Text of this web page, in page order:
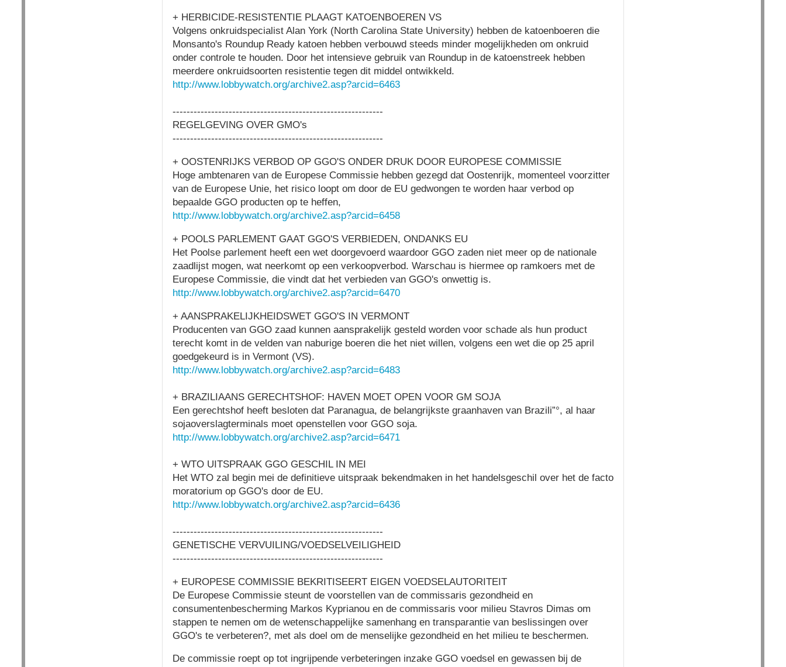
+ HERBICIDE-RESISTENTIE PLAAGT KATOENBOEREN VS
Volgens onkruidspecialist Alan York (North Carolina State University) hebben de katoenboeren die
Monsanto's Roundup Ready katoen hebben verbouwd steeds minder mogelijkheden om onkruid
onder controle te houden. Door het intensieve gebruik van Roundup in de katoenstreek hebben
meerdere onkruidsoorten resistentie tegen dit middel ontwikkeld.
http://www.lobbywatch.org/archive2.asp?arcid=6463
------------------------------------------------------------
REGELGEVING OVER GMO's
------------------------------------------------------------
+ OOSTENRIJKS VERBOD OP GGO'S ONDER DRUK DOOR EUROPESE COMMISSIE
Hoge ambtenaren van de Europese Commissie hebben gezegd dat Oostenrijk, momenteel voorzitter
van de Europese Unie, het risico loopt om door de EU gedwongen te worden haar verbod op
bepaalde GGO producten op te heffen,
http://www.lobbywatch.org/archive2.asp?arcid=6458
+ POOLS PARLEMENT GAAT GGO'S VERBIEDEN, ONDANKS EU
Het Poolse parlement heeft een wet doorgevoerd waardoor GGO zaden niet meer op de nationale
zaadlijst mogen, wat neerkomt op een verkoopverbod. Warschau is hiermee op ramkoers met de
Europese Commissie, die vindt dat het verbieden van GGO's onwettig is.
http://www.lobbywatch.org/archive2.asp?arcid=6470
+ AANSPRAKELIJKHEIDSWET GGO'S IN VERMONT
Producenten van GGO zaad kunnen aansprakelijk gesteld worden voor schade als hun product
terecht komt in de velden van naburige boeren die het niet willen, volgens een wet die op 25 april
goedgekeurd is in Vermont (VS).
http://www.lobbywatch.org/archive2.asp?arcid=6483
+ BRAZILIAANS GERECHTSHOF: HAVEN MOET OPEN VOOR GM SOJA
Een gerechtshof heeft besloten dat Paranagua, de belangrijkste graanhaven van Brazili”°, al haar
sojaoverslagterminals moet openstellen voor GGO soja.
http://www.lobbywatch.org/archive2.asp?arcid=6471
+ WTO UITSPRAAK GGO GESCHIL IN MEI
Het WTO zal begin mei de definitieve uitspraak bekendmaken in het handelsgeschil over het de facto
moratorium op GGO's door de EU.
http://www.lobbywatch.org/archive2.asp?arcid=6436
------------------------------------------------------------
GENETISCHE VERVUILING/VOEDSELVEILIGHEID
------------------------------------------------------------
+ EUROPESE COMMISSIE BEKRITISEERT EIGEN VOEDSELAUTORITEIT
De Europese Commissie steunt de voorstellen van de commissaris gezondheid en
consumentenbescherming Markos Kyprianou en de commissaris voor milieu Stavros Dimas om
stappen te nemen om de wetenschappelijke samenhang en transparantie van beslissingen over
GGO's te verbeteren?, met als doel om de menselijke gezondheid en het milieu te beschermen.
De commissie roept op tot ingrijpende verbeteringen inzake GGO voedsel en gewassen bij de